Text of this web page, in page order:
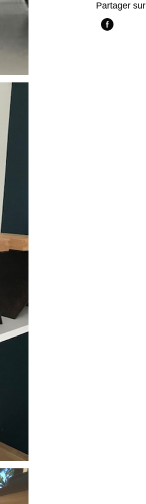
Partager sur